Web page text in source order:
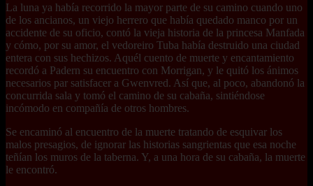
La luna ya había recorrido la mayor parte de su camino cuando uno
de los ancianos, un viejo herrero que había quedado manco por un
accidente de su oficio, contó la vieja historia de la princesa Manfada
y cómo, por su amor, el vedoreiro Tuba había destruido una ciudad
entera con sus hechizos. Aquél cuento de muerte y encantamiento
recordó a Padern su encuentro con Morrigan, y le quitó los ánimos
necesarios par satisfacer a Gwenvred. Así que, al poco, abandonó la
concurrida sala y tomó el camino de su cabaña, sintiéndose
incómodo en compañía de otros hombres.
Se encaminó al encuentro de la muerte tratando de esquivar los
malos presagios, de ignorar las historias sangrientas que esa noche
teñían los muros de la taberna. Y, a una hora de su cabaña, la muerte
le encontró.